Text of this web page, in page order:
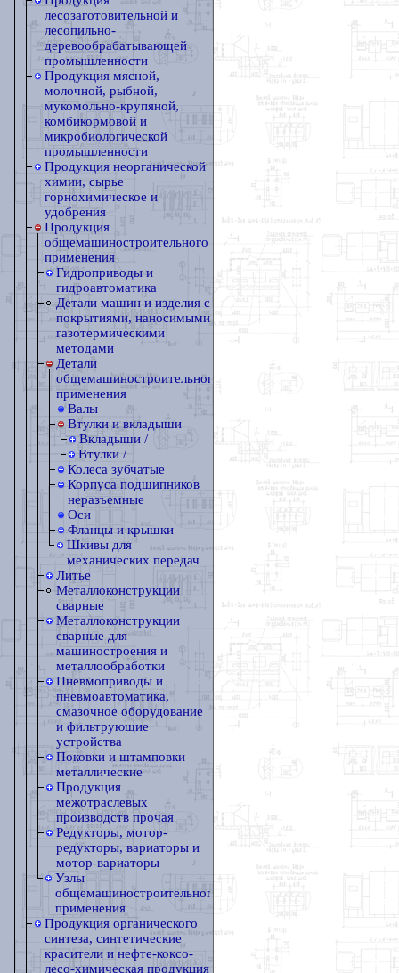
лесозаготовительной и
лесопильно-
деревообрабатывающей
промышленности
Продукция мясной,
молочной, рыбной,
мукомольно-крупяной,
комбикормовой и
микробиологической
промышленности
Продукция неорганической
химии, сырье
горнохимическое и
удобрения
Продукция
общемашиностроительного
применения
Гидроприводы и
гидроавтоматика
Детали машин и изделия с
покрытиями, наносимыми
газотермическими
методами
Детали
общемашиностроительного
применения
Валы
Втулки и вкладыши
Вкладыши /
Втулки /
Колеса зубчатые
Корпуса подшипников
неразъемные
Оси
Фланцы и крышки
Шкивы для
механических передач
Литье
Металлоконструкции
сварные
Металлоконструкции
сварные для
машиностроения и
металлообработки
Пневмоприводы и
пневмоавтоматика,
смазочное оборудование
и фильтрующие
устройства
Поковки и штамповки
металлические
Продукция
межотраслевых
производств прочая
Редукторы, мотор-
редукторы, вариаторы и
мотор-вариаторы
Узлы
общемашиностроительного
применения
Продукция органического
синтеза, синтетические
красители и нефте-коксо-
лесо-химическая продукция